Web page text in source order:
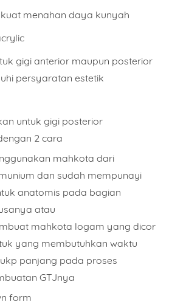
menahan daya kunyah
gigi anterior maupun posterior
persyaratan estetik
untuk gigi posterior
2 cara
mahkota dari
dan sudah mempunayi
anatomis pada bagian
atau
mahkota logam yang dicor
yang membutuhkan waktu
panjang pada proses
GTJnya
form